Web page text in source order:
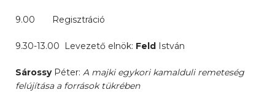
9.00 Regisztráció
9.30-13.00 Levezető elnök: Feld István
SárossyPéter: A majki egykori kamalduli remeteség
felújítása a források tükrében